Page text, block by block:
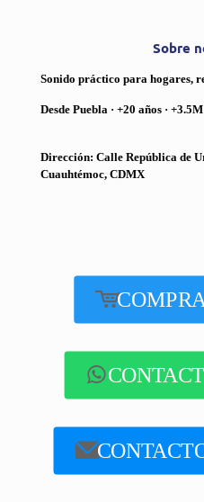
Sobre
Sonido práctico para hogares,
Desde Puebla · +20 años ·
Dirección: Calle República de
Cuauhtémoc, CDMX